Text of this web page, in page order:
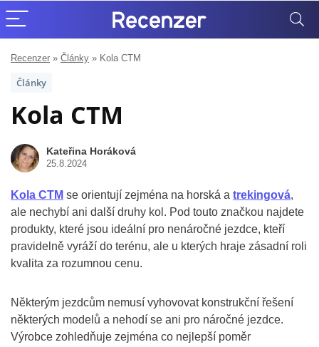
Recenzer » Články » Kola CTM
Články
Kola CTM
Kateřina Horáková
25.8.2024
Kola CTM se orientují zejména na horská a trekingová,
ale nechybí ani další druhy kol. Pod touto značkou najdete
produkty, které jsou ideální pro nenáročné jezdce, kteří
pravidelně vyráží do terénu, ale u kterých hraje zásadní roli
kvalita za rozumnou cenu.
Některým jezdcům nemusí vyhovovat konstrukční řešení
některých modelů a nehodí se ani pro náročné jezdce.
Výrobce zohledňuje zejména co nejlepší poměr